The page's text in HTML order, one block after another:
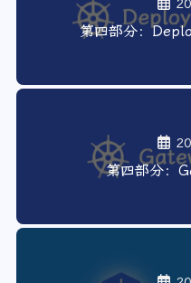
第四部分：
第四部分：